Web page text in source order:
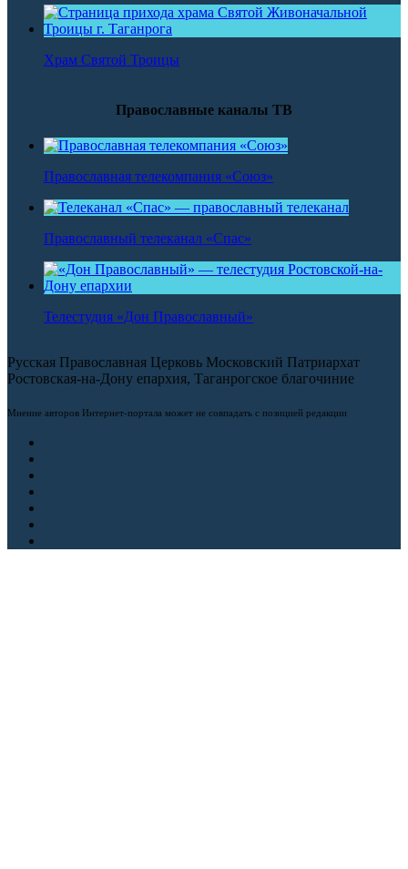
Храм Святой Троицы
Православные каналы ТВ
Православная телекомпания «Союз»
Православный телеканал «Спас»
Телестудия «Дон Православный»
Русская Православная Церковь Московский Патриархат
Ростовская-на-Дону епархия, Таганрогское благочиние
Мнение авторов Интернет-портала может не совпадать с позицией редакции